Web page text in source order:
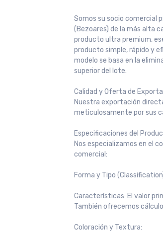
Somos su socio comercial
(Bezoares) de la más alta
producto ultra premium,
producto simple, rápido y
modelo se basa en la
superior del lote.
Calidad y Oferta de
Nuestra exportación
meticulosamente por sus
Especificaciones del
Nos especializamos en el
comercial:
Forma y Tipo
Características: El valor
También ofrecemos
Coloración y Textura: